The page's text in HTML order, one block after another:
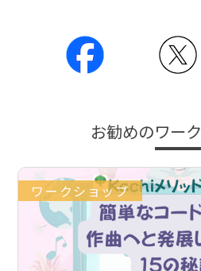
お勧めのワー
ワークショップ